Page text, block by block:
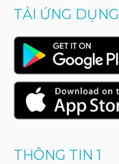
TẢI ỨNG DỤNG
THÔNG TIN 1